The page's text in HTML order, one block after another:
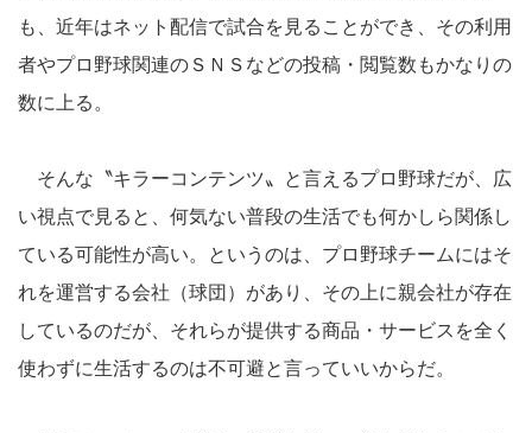
も、近年はネット配信で試合を見ることができ、その利用
者やプロ野球関連のＳＮＳなどの投稿・閲覧数もかなりの
数に上る。
そんな〝キラーコンテンツ〟と言えるプロ野球だが、広
い視点で見ると、何気ない普段の生活でも何かしら関係し
ている可能性が高い。というのは、プロ野球チームにはそ
れを運営する会社（球団）があり、その上に親会社が存在
しているのだが、それらが提供する商品・サービスを全く
使わずに生活するのは不可避と言っていいからだ。